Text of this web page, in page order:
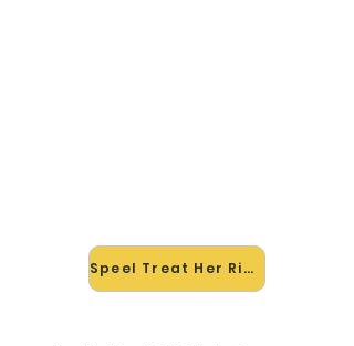
Speel Treat Her Right mee →